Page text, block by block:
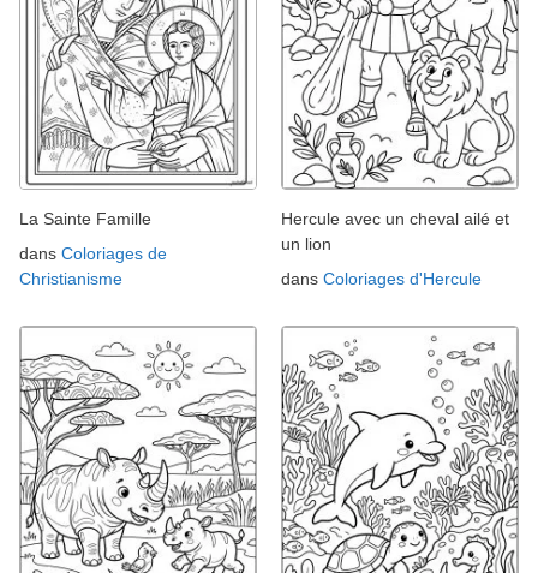
La Sainte Famille
dans Coloriages de
Christianisme
Hercule avec un cheval ailé et
un lion
dans Coloriages d'Hercule